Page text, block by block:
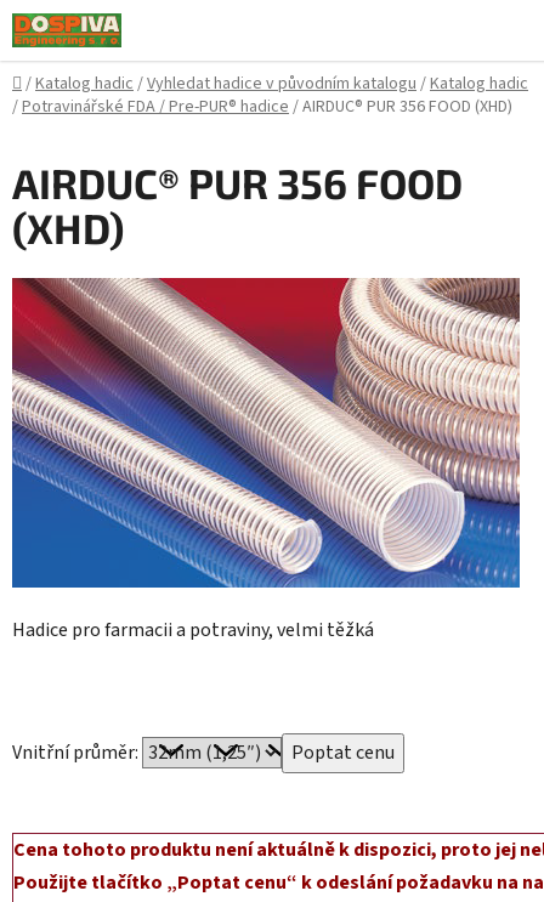
Přejít
na
obsah
Domů
/Katalog hadic/Vyhledat hadice v původním katalogu/Katalog hadic
/Potravinářské FDA / Pre-PUR® hadice/AIRDUC® PUR 356 FOOD (XHD)
AIRDUC® PUR 356 FOOD
(XHD)
Hadice pro farmacii a potraviny, velmi těžká
Vnitřní průměr:
Cena tohoto produktu není aktuálně k dispozici, proto jej
Použijte tlačítko „Poptat cenu“ k odeslání požadavku na